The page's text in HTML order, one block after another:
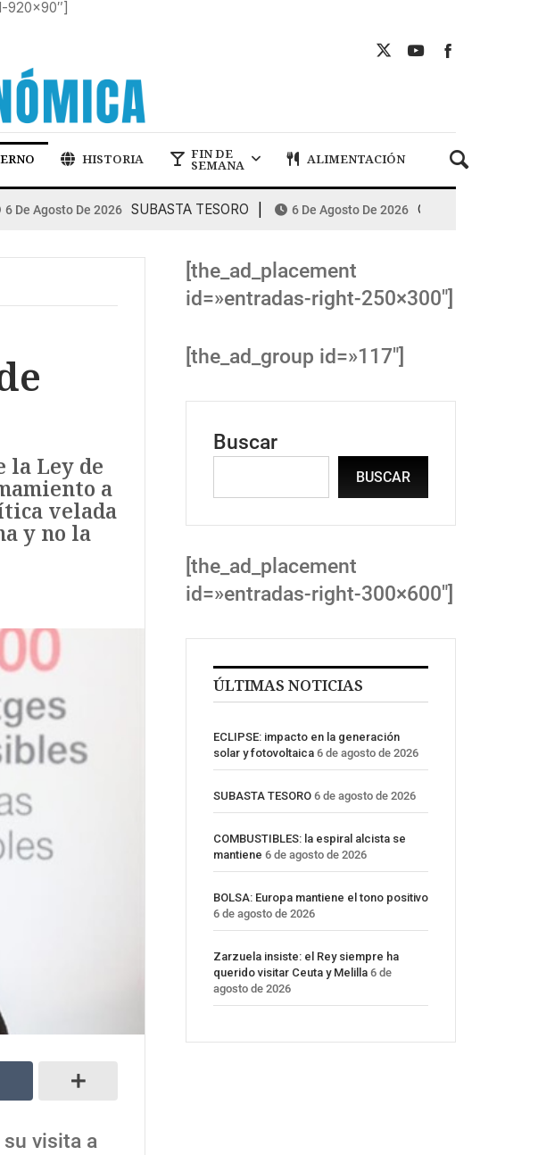
920×90″]
HISTORIA FIN DE
SEMANA ALIMENTACIÓN
Agosto De 2026 SUBASTA TESORO 6 De Agosto De 2026 COMBUSTIBLES: la
la Ley de
a
velada
y no la
visita a
[the_ad_placement
id=»entradas-right-250×300″]
[the_ad_group id=»117″]
Buscar
BUSCAR
[the_ad_placement
id=»entradas-right-300×600″]
ÚLTIMAS NOTICIAS
ECLIPSE: impacto en la generación
solar y fotovoltaica 6 de agosto de 2026
SUBASTA TESORO 6 de agosto de 2026
COMBUSTIBLES: la espiral alcista se
mantiene 6 de agosto de 2026
BOLSA: Europa mantiene el tono positivo
6 de agosto de 2026
Zarzuela insiste: el Rey siempre ha
querido visitar Ceuta y Melilla 6 de
agosto de 2026